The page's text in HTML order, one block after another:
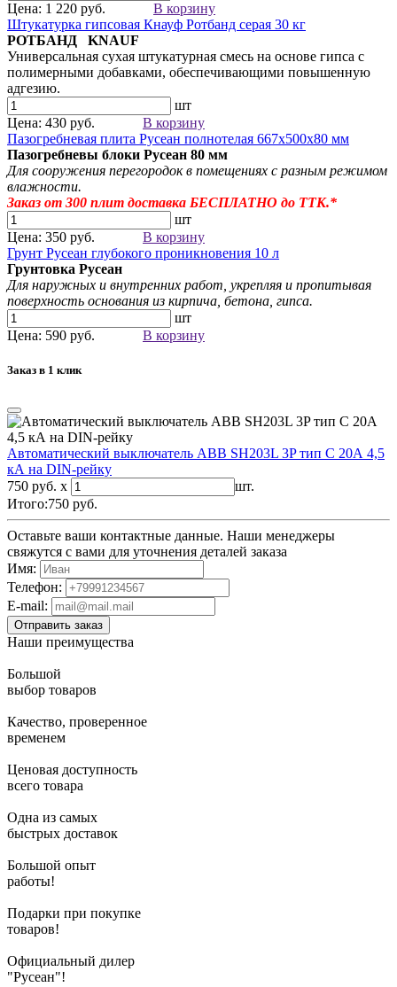
Цена: 1 220 руб.
В корзину
Штукатурка гипсовая Кнауф Ротбанд серая 30 кг
РОТБАНД KNAUF
Универсальная сухая штукатурная смесь на основе гипса с
полимерными добавками, обеспечивающими повышенную
адгезию.
шт
Цена: 430 руб.
В корзину
Пазогребневая плита Русеан полнотелая 667х500х80 мм
Пазогребневы блоки Русеан 80 мм
Для сооружения перегородок в помещениях с разным режимом
влажности.
Заказ от 300 плит доставка БЕСПЛАТНО до ТТК.*
шт
Цена: 350 руб.
В корзину
Грунт Русеан глубокого проникновения 10 л
Грунтовка Русеан
Для наружных и внутренних работ, укрепляя и пропитывая
поверхность основания из кирпича, бетона, гипса.
шт
Цена: 590 руб.
В корзину
Заказ в 1 клик
Автоматический выключатель ABB SH203L 3P тип С 20А 4,5
кА на DIN-рейку
750 руб. x
шт.
Итого:750 руб.
Оставьте ваши контактные данные. Наши менеджеры
свяжутся с вами для уточнения деталей заказа
Имя:
Телефон:
E-mail:
Наши преимущества
Большой
выбор товаров
Качество, проверенное
временем
Ценовая доступность
всего товара
Одна из самых
быстрых доставок
Большой опыт
работы!
Подарки при покупке
товаров!
Официальный дилер
"Русеан"!